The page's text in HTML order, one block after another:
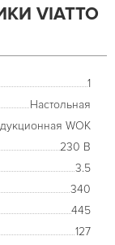
VIATTO
1
Настольная
WOK
230 В
3.5
340
445
127